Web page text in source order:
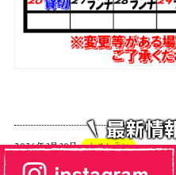
2026年3月30日 レストラン
4月12日 日曜日限定バイキング